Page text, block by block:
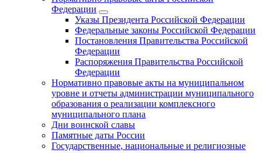
Федерации
Указы Президента Российской Федерации
Федеральные законы Российской Федерации
Постановления Правительства Российской
Федерации
Распоряжения Правительства Российской
Федерации
Нормативно правовые акты на муниципальном
уровне и отчеты администрации муниципального
образования о реализации комплексного
муниципального плана
Дни воинской славы
Памятные даты России
Государственные, национальные и религиозные